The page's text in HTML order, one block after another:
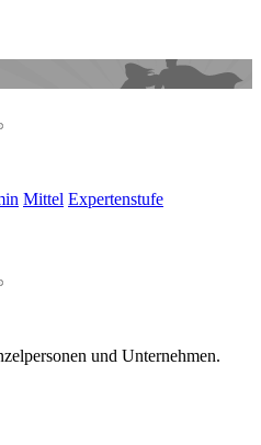
Mittel Expertenstufe
und Unternehmen.